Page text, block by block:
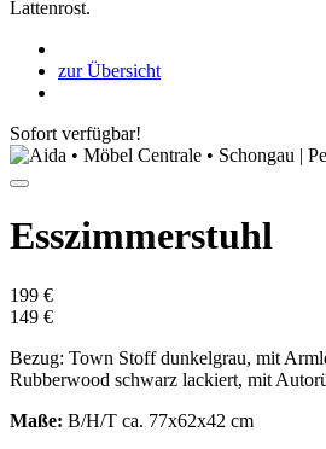
Lattenrost.
zur Übersicht
Sofort verfügbar!
Esszimmerstuhl
199 €
149 €
Bezug: Town Stoff dunkelgrau, mit
Rubberwood schwarz lackiert, mit
Maße: B/H/T ca. 77x62x42 cm